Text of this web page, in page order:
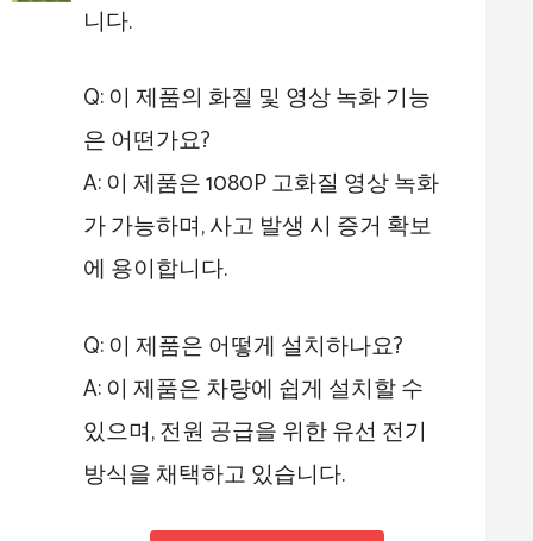
니다.
Q: 이 제품의 화질 및 영상 녹화 기능
은 어떤가요?
A: 이 제품은 1080P 고화질 영상 녹화
가 가능하며, 사고 발생 시 증거 확보
에 용이합니다.
Q: 이 제품은 어떻게 설치하나요?
A: 이 제품은 차량에 쉽게 설치할 수
있으며, 전원 공급을 위한 유선 전기
방식을 채택하고 있습니다.